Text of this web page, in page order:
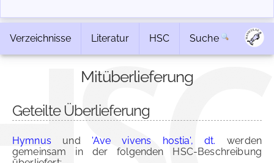
Verzeichnisse Literatur HSC Suche
Mitüberlieferung
Geteilte Überlieferung
Hymnus und 'Ave vivens hostia', dt. werden
gemeinsam in der folgenden HSC-Beschreibung